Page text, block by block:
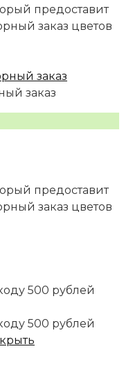
предоставит
заказ цветов
заказ
предоставит
заказ цветов
500 рублей
500 рублей